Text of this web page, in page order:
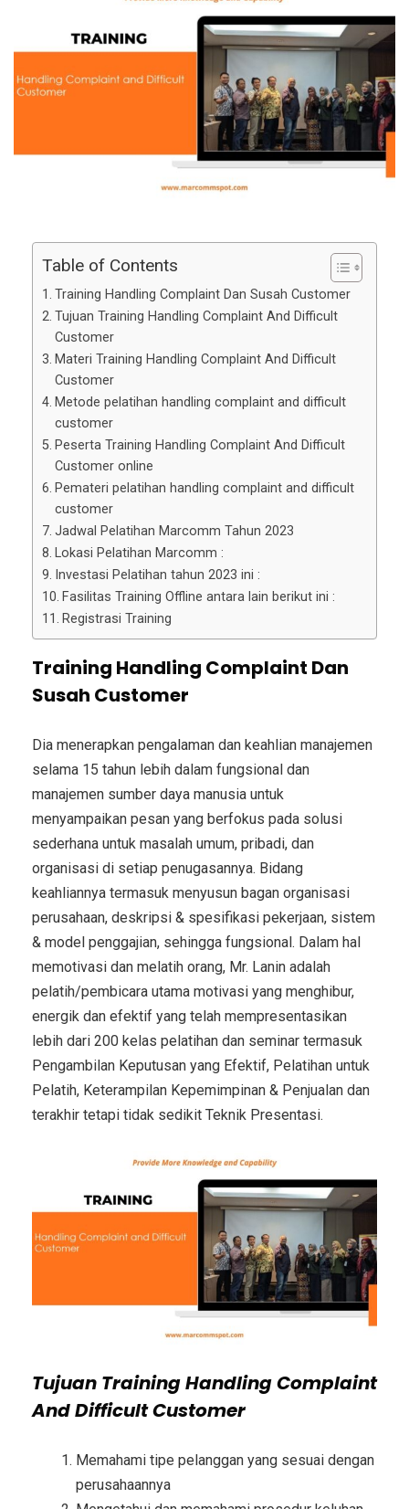
Table of Contents
Training Handling Complaint Dan Susah Customer
Tujuan Training Handling Complaint And Difficult
Customer
Materi Training Handling Complaint And Difficult
Customer
Metode pelatihan handling complaint and difficult
customer
Peserta Training Handling Complaint And Difficult
Customer online
Pemateri pelatihan handling complaint and difficult
customer
Jadwal Pelatihan Marcomm Tahun 2023
Lokasi Pelatihan Marcomm :
Investasi Pelatihan tahun 2023 ini :
Fasilitas Training Offline antara lain berikut ini :
Registrasi Training
Training Handling Complaint Dan
Susah Customer
Dia menerapkan pengalaman dan keahlian manajemen
selama 15 tahun lebih dalam fungsional dan
manajemen sumber daya manusia untuk
menyampaikan pesan yang berfokus pada solusi
sederhana untuk masalah umum, pribadi, dan
organisasi di setiap penugasannya. Bidang
keahliannya termasuk menyusun bagan organisasi
perusahaan, deskripsi & spesifikasi pekerjaan, sistem
& model penggajian, sehingga fungsional. Dalam hal
memotivasi dan melatih orang, Mr. Lanin adalah
pelatih/pembicara utama motivasi yang menghibur,
energik dan efektif yang telah mempresentasikan
lebih dari 200 kelas pelatihan dan seminar termasuk
Pengambilan Keputusan yang Efektif, Pelatihan untuk
Pelatih, Keterampilan Kepemimpinan & Penjualan dan
terakhir tetapi tidak sedikit Teknik Presentasi.
Tujuan Training Handling Complaint
And Difficult Customer
Memahami tipe pelanggan yang sesuai dengan
perusahaannya